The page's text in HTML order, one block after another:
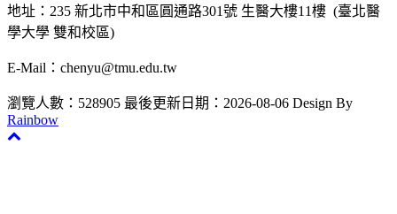
地址：235 新北市中和區圓通路301號 生醫大樓11樓 (臺北醫
學大學 雙和校區)
E-Mail：chenyu@tmu.edu.tw
瀏覽人數：528905 最後更新日期：2026-08-06 Design By
Rainbow